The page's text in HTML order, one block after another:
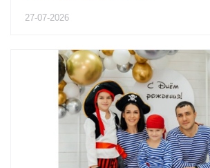
27-07-2026